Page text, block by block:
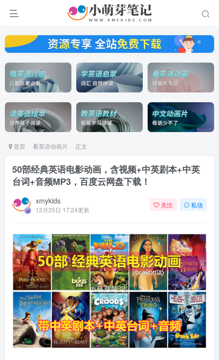
首页 看英语动画片 正文
50部经典英语电影动画，含视频+中英剧本+中英
台词+音频MP3，百度云网盘下载！
xmykids
12月25日 17:24更新
关注 私信